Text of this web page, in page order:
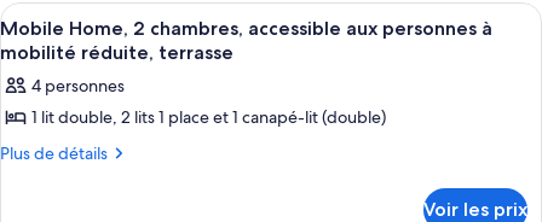
Afficher
toutes
les
photos
pour
ce
Mobile Home, 2 chambres,
4
Mobile Home, 2 chambres, accessible aux personnes à
mobilité réduite, terrasse
4 personnes
1 lit double, 2 lits 1 place et 1 canapé-lit (double)
Plus de détails
Plus
Voir les prix